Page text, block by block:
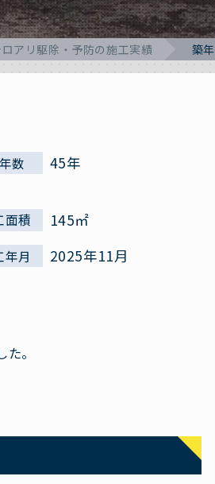
アリ駆除・予防の施工実績 築
数 45年
面積 145㎡
年月 2025年11月
。